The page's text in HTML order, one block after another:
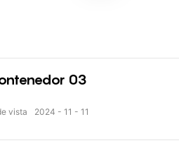
03
2024 11 11
vista